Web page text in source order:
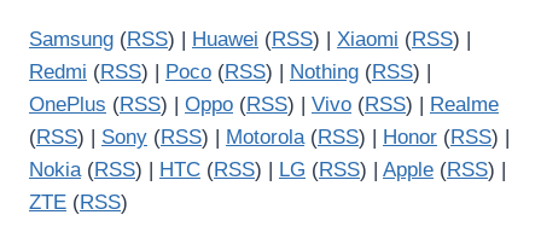
Samsung (RSS) | Huawei (RSS) | Xiaomi (RSS) |
Redmi (RSS) | Poco (RSS) | Nothing (RSS) |
OnePlus (RSS) | Oppo (RSS) | Vivo (RSS) |
Realme
(RSS) | Sony (RSS) | Motorola(RSS) | Honor (RSS) |
Nokia(RSS) | HTC (RSS) | LG (RSS) | Apple (RSS) |
ZTE (RSS)